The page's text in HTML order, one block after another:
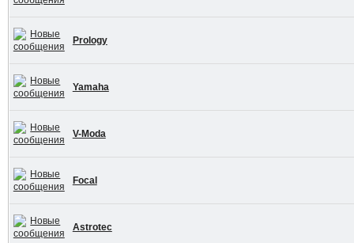
Prology
Yamaha
V-Moda
Focal
Astrotec